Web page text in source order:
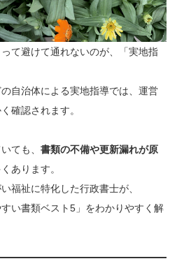
て避けて通れないのが、「実地指
自治体による実地指導では、運営
確認されます。
ても、 書類の不備や更新漏れが原
あります。
福祉に特化した行政書士が、
い書類ベスト5」をわかりやすく解